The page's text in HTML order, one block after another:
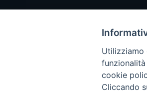
Utilizziamo
cookie
Cliccando